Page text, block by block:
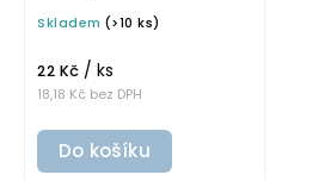
omyvatelná samolepka
Skladem (>10 ks)
18,18 Kč bez DPH
22 Kč / ks
Do košíku